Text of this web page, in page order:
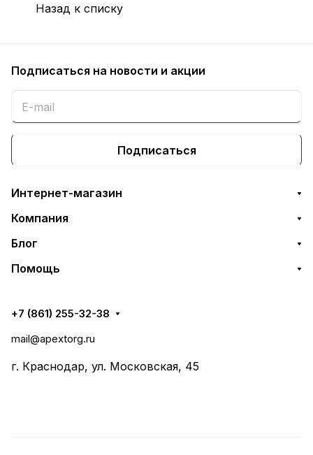
Назад к списку
Подписаться на новости и акции
Подписаться
Интернет-магазин
Компания
Блог
Помощь
+7 (861) 255-32-38
mail@apextorg.ru
г. Краснодар, ул. Московская, 45